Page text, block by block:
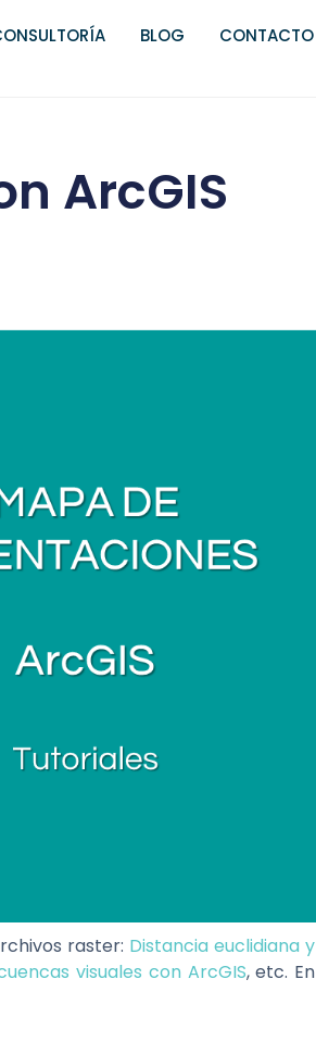
BLOG CONTACTO
ArcGIS
raster: Distancia euclidiana y
visuales con ArcGIS, etc. En